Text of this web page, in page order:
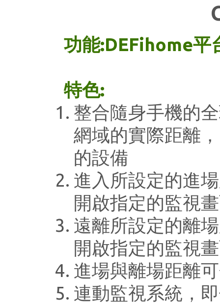
功能:DEFihome平
特色:
整合隨身手機的
網域的實際距離
的設備
進入所設定的進
開啟指定的監視
遠離所設定的離
開啟指定的監視
進場與離場距離
連動監視系統，